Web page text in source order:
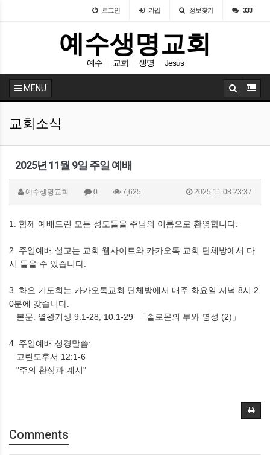
로그인 가입 정보찾기 333
예수생명교회
예수 교회 생명 Jesus
MENU
교회소식
2025년 11월 9일 주일 예배
예수생명교회 0 7,625 2025.11.08 23:37
1. 함께 예배드린 모든 성도들을 주님의 이름으로 환영합니다.
2. 주일예배 설교는 교회 웹사이트와 카카오톡 교회 단체방에서 다
시 들을 수 있습니다.
3. 화요 기도회는 카카오톡교회 단체방에서 매주 화요일 저녁 8시 2
0분에 갖습니다.
본문: 열왕기상 9:1-28, 10:1-29 「솔로몬의 부와 명성 (2)」
4. 주일예배 성경말씀:
고린도후서 12:1-6
"주의 환상과 계시"
Comments